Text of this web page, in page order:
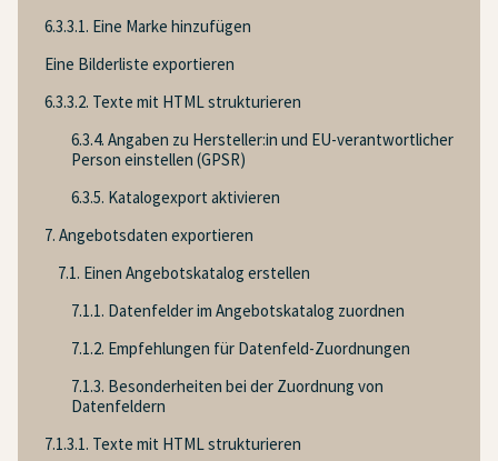
6.3.3.1. Eine Marke hinzufügen
Eine Bilderliste exportieren
6.3.3.2. Texte mit HTML strukturieren
6.3.4. Angaben zu Hersteller:in und EU-verantwortlicher
Person einstellen (GPSR)
6.3.5. Katalogexport aktivieren
7. Angebotsdaten exportieren
7.1. Einen Angebotskatalog erstellen
7.1.1. Datenfelder im Angebotskatalog zuordnen
7.1.2. Empfehlungen für Datenfeld-Zuordnungen
7.1.3. Besonderheiten bei der Zuordnung von
Datenfeldern
7.1.3.1. Texte mit HTML strukturieren